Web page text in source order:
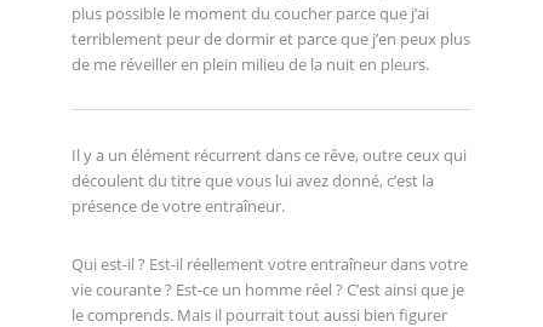
plus possible le moment du coucher parce que j’ai
terriblement peur de dormir et parce que j’en peux plus
de me réveiller en plein milieu de la nuit en pleurs.
Il y a un élément récurrent dans ce rêve, outre ceux qui
découlent du titre que vous lui avez donné, c’est la
présence de votre entraîneur.
Qui est-il ? Est-il réellement votre entraîneur dans votre
vie courante ? Est-ce un homme réel ? C’est ainsi que je
le comprends. Mais il pourrait tout aussi bien figurer